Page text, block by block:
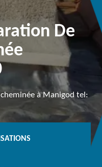
De
à Manigod tel: